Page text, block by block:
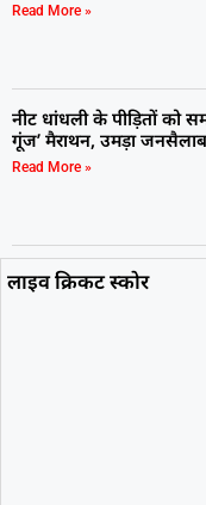
Read More »
नीट धांधली के पीड़ितों को
गूंज’ मैराथन, उमड़ा जनसैलाब
Read More »
लाइव क्रिकट स्कोर